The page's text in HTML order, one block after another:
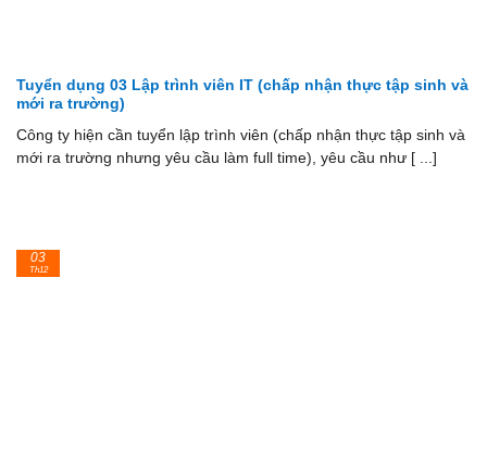
Tuyển dụng 03 Lập trình viên IT (chấp nhận thực tập sinh và
mới ra trường)
Công ty hiện cần tuyển lập trình viên (chấp nhận thực tập sinh và
mới ra trường nhưng yêu cầu làm full time), yêu cầu như [ ...]
03
Th12